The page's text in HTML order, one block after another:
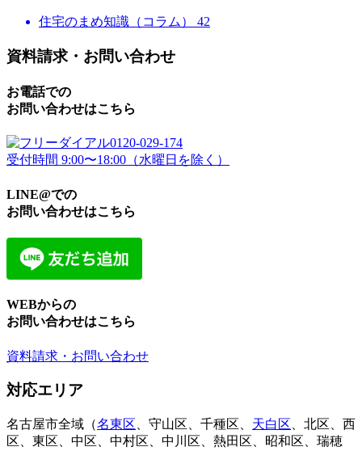
住宅のまめ知識（コラム） 42
資料請求・お問い合わせ
お電話での
お問い合わせはこちら
0120-029-174
受付時間 9:00〜18:00（水曜日を除く）
LINE@での
お問い合わせはこちら
WEBからの
お問い合わせはこちら
資料請求・お問い合わせ
対応エリア
名古屋市全域（名東区 、守山区、千種区、 天白区 、北区、西
区、東区、中区、中村区、中川区、熱田区、昭和区、瑞穂